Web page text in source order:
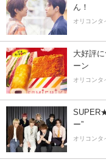
ん！
オリコンタ
大好評
ーン
オリコンタ
ー”
オリコンタ